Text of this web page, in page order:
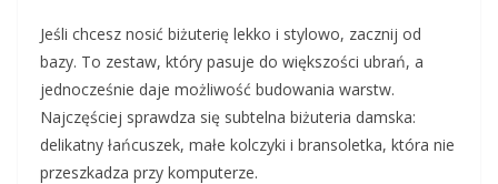
Jeśli chcesz nosić biżuterię lekko i stylowo, zacznij od
bazy. To zestaw, który pasuje do większości ubrań, a
jednocześnie daje możliwość budowania warstw.
Najczęściej sprawdza się subtelna biżuteria damska:
delikatny łańcuszek, małe kolczyki i bransoletka, która nie
przeszkadza przy komputerze.